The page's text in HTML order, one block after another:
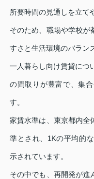
所要時間の見通しを立て
そのため、職場や学校が
すさと生活環境のバラン
一人暮らし向け賃貸につ
の間取りが豊富で、集
す。
家賃水準は、東京都内全
準とされ、1Kの平均的
示されています。
その中でも、再開発が進